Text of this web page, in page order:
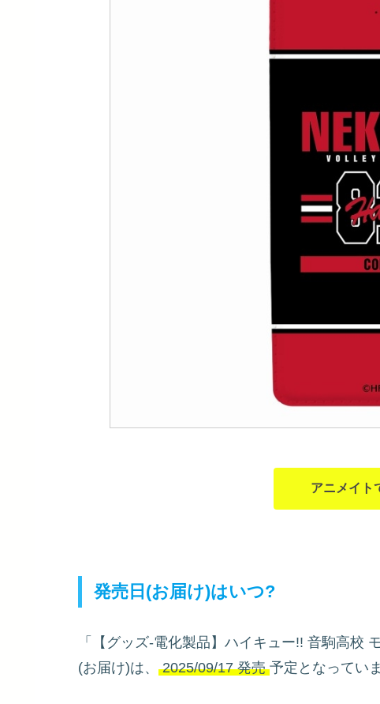
アニメイト
発売日(お届け)はいつ?
「【グッズ-電化製品】ハイキュー!! 音駒高校
(お届け)は、 2025/09/17 発売 予定となっていま